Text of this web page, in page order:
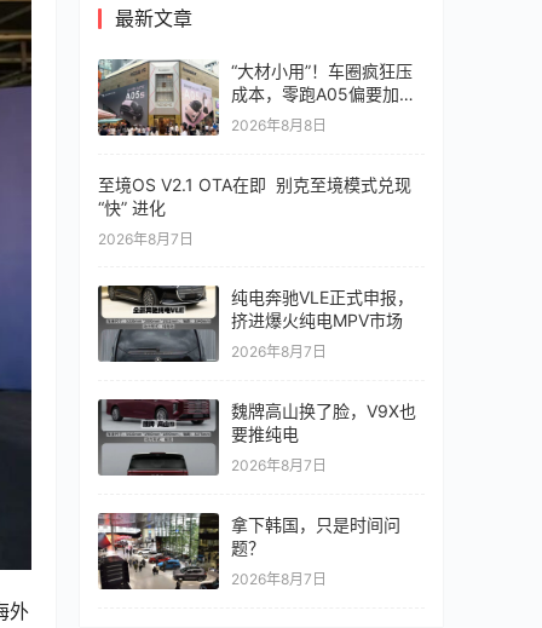
外
最新文章
“大材小用”！车圈疯狂压
成本，零跑A05偏要加价
值
2026年8月8日
至境OS V2.1 OTA在即 别克至境模式兑现
“快” 进化
2026年8月7日
纯电奔驰VLE正式申报，
挤进爆火纯电MPV市场
2026年8月7日
魏牌高山换了脸，V9X也
要推纯电
2026年8月7日
拿下韩国，只是时间问
题？
2026年8月7日